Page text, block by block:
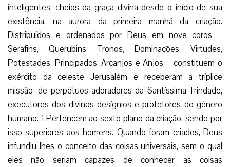
inteligentes, cheios da graça divina desde o início de sua
existência, na aurora da primeira manhã da criação.
Distribuídos e ordenados por Deus em nove coros –
Serafins, Querubins, Tronos, Dominações, Virtudes,
Potestades, Principados, Arcanjos e Anjos – constituem o
exército da celeste Jerusalém e receberam a tríplice
missão: de perpétuos adoradores da Santíssima Trindade,
executores dos divinos desígnios e protetores do gênero
humano. 1 Pertencem ao sexto plano da criação, sendo por
isso superiores aos homens. Quando foram criados, Deus
infundiu-lhes o conceito das coisas universais, sem o qual
eles não seriam capazes de conhecer as coisas